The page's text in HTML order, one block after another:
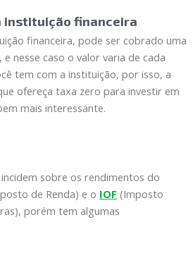
instituição financeira
financeira, pode ser cobrado uma
nesse caso o valor varia de cada
tem com a instituição, por isso, a
ofereça taxa zero para investir em
mais interessante.
sobre os rendimentos do
de Renda) e o IOF (Imposto
porém tem algumas